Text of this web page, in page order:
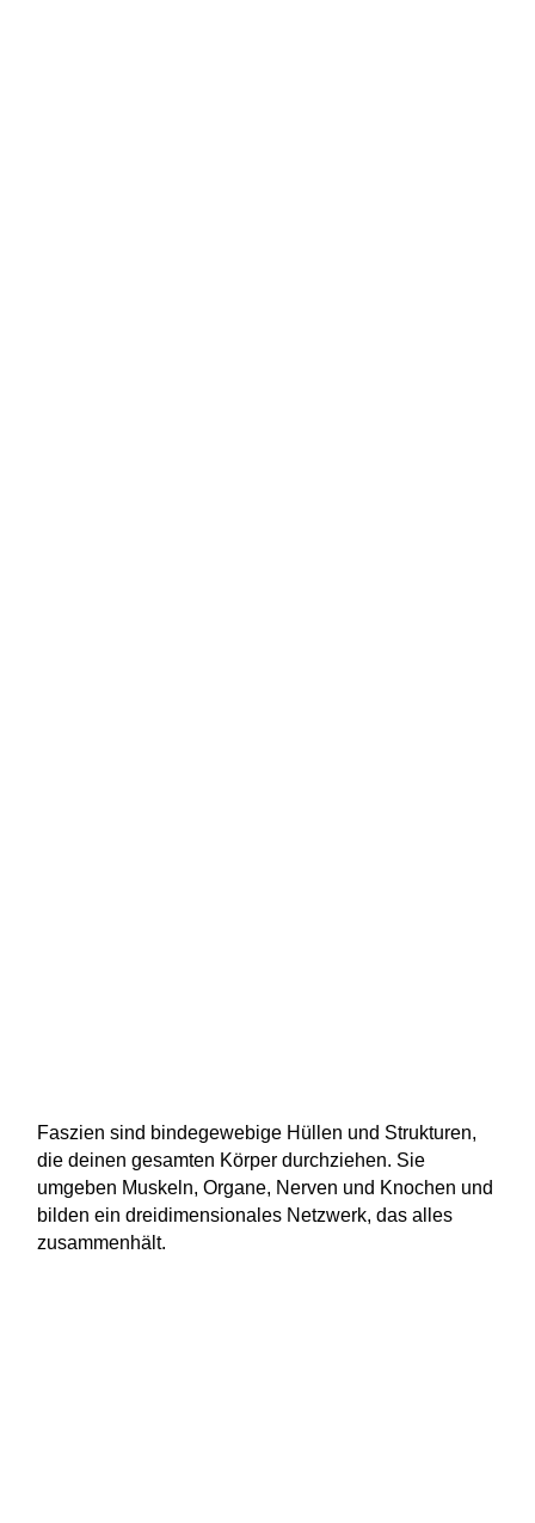
Faszien sind bindegewebige Hüllen und Strukturen,
die deinen gesamten Körper durchziehen. Sie
umgeben Muskeln, Organe, Nerven und Knochen und
bilden ein dreidimensionales Netzwerk, das alles
zusammenhält.